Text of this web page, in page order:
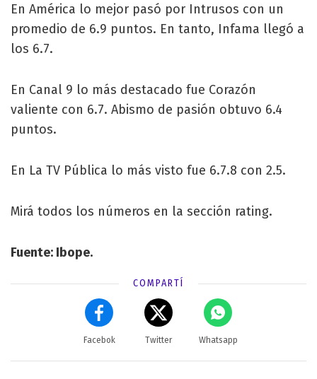
En América lo mejor pasó por Intrusos con un
promedio de 6.9 puntos. En tanto, Infama llegó a
los 6.7.
En Canal 9 lo más destacado fue Corazón
valiente con 6.7. Abismo de pasión obtuvo 6.4
puntos.
En La TV Pública lo más visto fue 6.7.8 con 2.5.
Mirá todos los números en la sección rating.
Fuente: Ibope.
COMPARTÍ
Facebok Twitter Whatsapp